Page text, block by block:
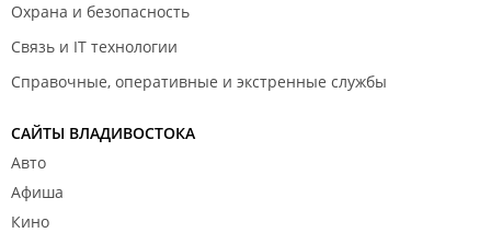
Охрана и безопасность
Связь и IT технологии
Справочные, оперативные и экстренные службы
САЙТЫ ВЛАДИВОСТОКА
Авто
Афиша
Кино